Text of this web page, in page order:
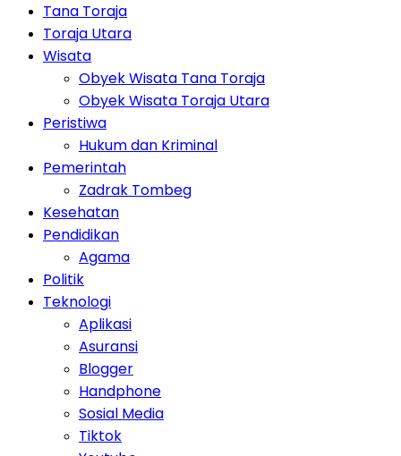
Tana Toraja
Toraja Utara
Wisata
Obyek Wisata Tana Toraja
Obyek Wisata Toraja Utara
Peristiwa
Hukum dan Kriminal
Pemerintah
Zadrak Tombeg
Kesehatan
Pendidikan
Agama
Politik
Teknologi
Aplikasi
Asuransi
Blogger
Handphone
Sosial Media
Tiktok